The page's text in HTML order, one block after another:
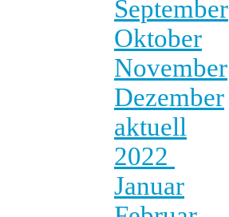
September
Oktober
November
Dezember
aktuell
2022
Januar